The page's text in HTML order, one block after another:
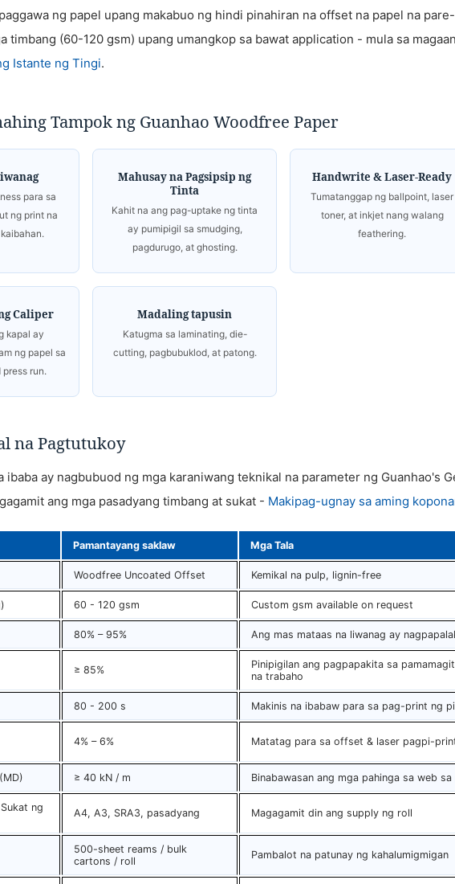
ng papel upang makabuo ng hindi pinahiran na offset na papel na
timbang (60-120 gsm) upang umangkop sa bawat application - mula sa magaan
Istante ng Tingi.
Tampok ng Guanhao Woodfree Paper
para sa
ng print na
Mahusay na Pagsipsip ng
Tinta
Kahit na ang pag-uptake ng tinta
ay pumipigil sa smudging,
pagdurugo, at ghosting.
Handwrite & Laser-Ready
Tumatanggap ng ballpoint, laser
toner, at inkjet nang walang
feathering.
Caliper
kapal ay
ng papel sa
run.
Madaling tapusin
Katugma sa laminating, die-
cutting, pagbubuklod, at patong.
na Pagtutukoy
ibaba ay nagbubuod ng mga karaniwang teknikal na parameter ng Guanhao's
ang mga pasadyang timbang at sukat - Makipag-ugnay sa aming
Pamantayang saklaw Mga Tala
Woodfree Uncoated Offset Kemikal na pulp, lignin-free
60 - 120 gsm Custom gsm available on request
80% – 95% Ang mas mataas na liwanag ay
≥ 85%
Pinipigilan ang pagpapakita sa
na trabaho
80 - 200 s Makinis na ibabaw para sa pag-print ng
4% – 6% Matatag para sa offset & laser pagpi-
≥ 40 kN / m Binabawasan ang mga pahinga sa web
ng
A4, A3, SRA3, pasadyang Magagamit din ang supply ng roll
500-sheet reams / bulk
cartons / roll
Pambalot na patunay ng kahalumigmigan